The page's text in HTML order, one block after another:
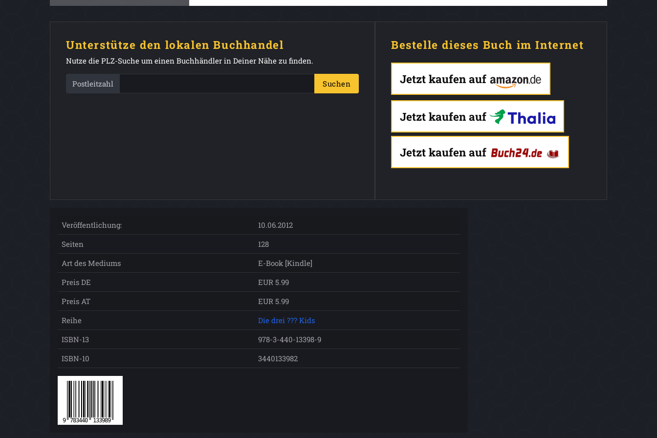
Unterstütze den lokalen Buchhandel
Nutze die PLZ-Suche um einen Buchhändler in Deiner Nähe zu finden.
Postleitzahl Suchen
Bestelle dieses Buch im Internet
Jetzt kaufen auf
Jetzt kaufen auf
Jetzt kaufen auf
Veröffentlichung:
10.06.2012
Seiten
128
Art des Mediums
E-Book [Kindle]
Preis DE
EUR 5.99
Preis AT
EUR 5.99
Reihe
Die drei ??? Kids
ISBN-13
978-3-440-13398-9
ISBN-10
3440133982